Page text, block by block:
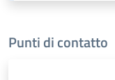
Punti di contatto